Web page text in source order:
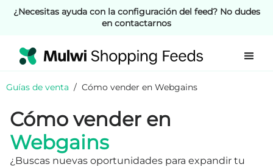
¿Necesitas ayuda con la configuración del feed? No dudes
en contactarnos
Guías de venta / Cómo vender en Webgains
Cómo vender en
Webgains
¿Buscas nuevas oportunidades para expandir tu